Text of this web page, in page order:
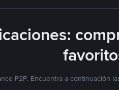
P2P. Encuentra a continuación